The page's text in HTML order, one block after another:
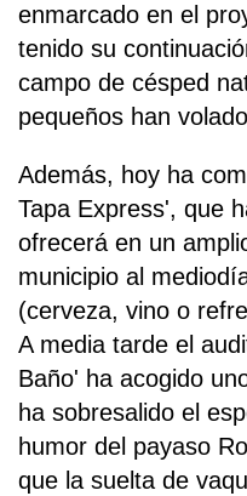
enmarcado en el
tenido su
campo de césped
pequeños han
Además, hoy ha
Tapa Express', que
ofrecerá en un
municipio al
(cerveza, vino o
A media tarde el
Baño' ha acogido
ha sobresalido el
humor del payaso
que la suelta de